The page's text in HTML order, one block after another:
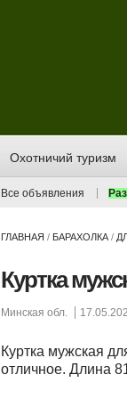
Охотничий туризм
Все объявления
ГЛАВНАЯ / БАРАХОЛКА /
Куртка
Минская обл.
Куртка мужская
отличное. Длина